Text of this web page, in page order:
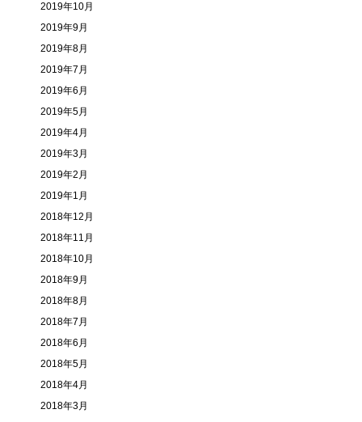
2019年10月
2019年9月
2019年8月
2019年7月
2019年6月
2019年5月
2019年4月
2019年3月
2019年2月
2019年1月
2018年12月
2018年11月
2018年10月
2018年9月
2018年8月
2018年7月
2018年6月
2018年5月
2018年4月
2018年3月